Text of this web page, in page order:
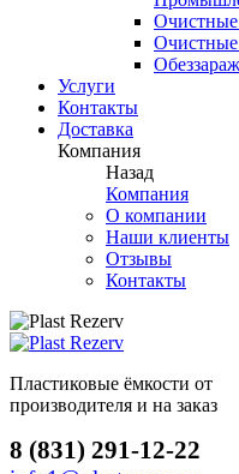
Очистные
Очистные
Услуги
Контакты
Доставка
Компания
Назад
Компания
О компании
Наши клиенты
Отзывы
Контакты
Пластиковые ёмкости от
производителя и на заказ
8 (831) 291-12-22